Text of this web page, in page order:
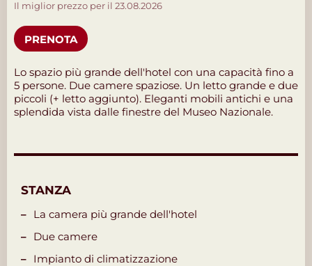
Lo spazio più grande dell'hotel con una capacità fino a
5 persone. Due camere spaziose. Un letto grande e due
piccoli (+ letto aggiunto). Eleganti mobili antichi e una
splendida vista dalle finestre del Museo Nazionale.
Il miglior prezzo per il 23.08.2026
PRENOTA
STANZA
La camera più grande dell'hotel
Due camere
Impianto di climatizzazione